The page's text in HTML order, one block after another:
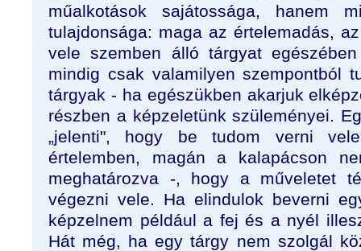
műalkotások sajátossága, hanem
tulajdonsága: maga az értelemadás,
vele szemben álló tárgyat
mindig csak valamilyen szempontból
tárgyak - ha egészükben akarjuk
részben a képzeletünk szüleményei.
„jelenti", hogy be tudom verni
értelemben, magán a kalapácson
meghatározva -, hogy a műveletet
végezni vele. Ha elindulok beverni
képzelnem például a fej és a nyél
Hát még, ha egy tárgy nem szolgál